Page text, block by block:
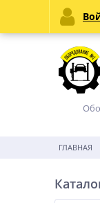
ГЛАВНАЯ